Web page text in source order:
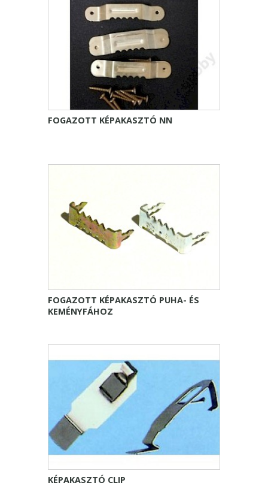
FOGAZOTT KÉPAKASZTÓ NN
FOGAZOTT KÉPAKASZTÓ PUHA- ÉS
KEMÉNYFÁHOZ
KÉPAKASZTÓ CLIP